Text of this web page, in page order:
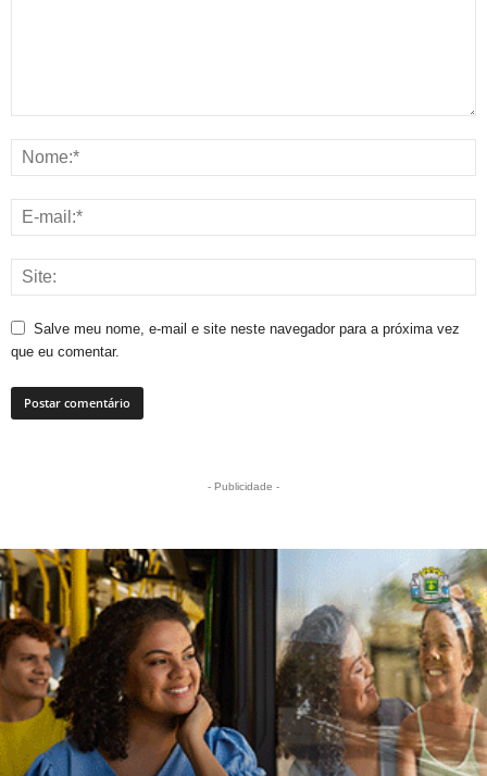
Salve meu nome, e-mail e site neste navegador para a próxima vez
que eu comentar.
- Publicidade -